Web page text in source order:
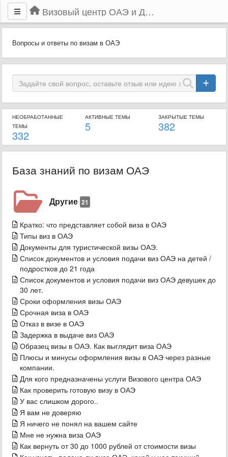
Визовый центр ОАЭ и Дубая
Вопросы и ответы по визам в ОАЭ
НЕОБРАБОТАННЫЕ
ТЕМЫ
332
АКТИВНЫЕ ТЕМЫ
5
ЗАКРЫТЫЕ ТЕМЫ
382
База знаний по визам ОАЭ
Другие 21
Кратко: что представляет собой виза в ОАЭ
Типы виз в ОАЭ
Документы для туристической визы ОАЭ.
Список документов и условия подачи виз ОАЭ на детей /
подростков до 21 года
Список документов и условия подачи виз ОАЭ девушек до
30 лет.
Сроки оформления визы ОАЭ
Срочная виза в ОАЭ
Отказ в визе в ОАЭ
Задержка в выдаче виз ОАЭ
Образец визы в ОАЭ. Как выглядит виза ОАЭ
Плюсы и минусы оформления визы в ОАЭ через разные
компании.
Для кого предназначены услуги Визового центра ОАЭ
Как проверить готовую визу в ОАЭ
У вас слишком дорого..
Я вам не доверяю
Я ничего не понял на вашем сайте
Мне не нужна виза ОАЭ
Как вернуть от 30 до 1000 рублей от стоимости визы